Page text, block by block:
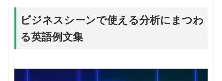
ビジネスシーンで使える分析にまつわ
る英語例文集